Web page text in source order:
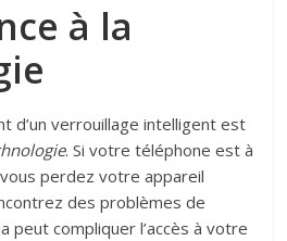
à la
d’un verrouillage intelligent est
. Si votre téléphone est à
perdez votre appareil
des problèmes de
peut compliquer l’accès à votre